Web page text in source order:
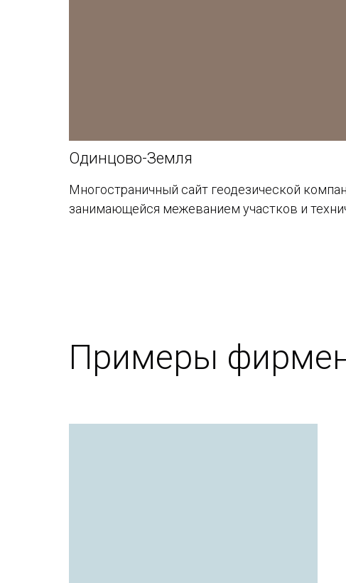
Одинцово-Земля
Многостраничный сайт геодезической
занимающейся межеванием участков и
Примеры